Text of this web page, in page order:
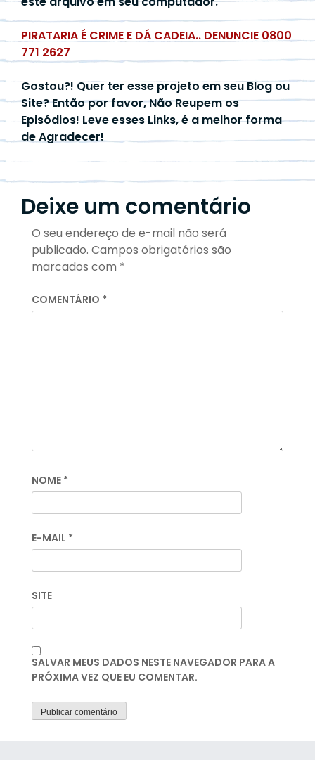
PIRATARIA É CRIME E DÁ CADEIA.. DENUNCIE 0800
771 2627
Gostou?! Quer ter esse projeto em seu Blog ou
Site? Então por favor, Não Reupem os
Episódios! Leve esses Links, é a melhor forma
de Agradecer!
Deixe um comentário
O seu endereço de e-mail não será
publicado. Campos obrigatórios são
marcados com *
COMENTÁRIO *
NOME *
E-MAIL *
SITE
SALVAR MEUS DADOS NESTE NAVEGADOR PARA A
PRÓXIMA VEZ QUE EU COMENTAR.